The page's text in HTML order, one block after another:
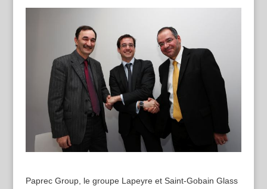
Paprec Group, le groupe Lapeyre et Saint-Gobain Glass